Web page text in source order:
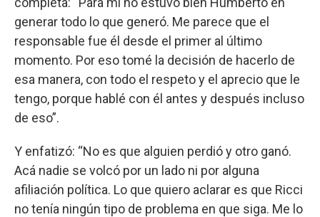
generar todo lo que generó. Me parece que el
responsable fue él desde el primer al último
momento. Por eso tomé la decisión de hacerlo de
esa manera, con todo el respeto y el aprecio que le
tengo, porque hablé con él antes y después incluso
de eso”.
Y enfatizó: “No es que alguien perdió y otro ganó.
Acá nadie se volcó por un lado ni por alguna
afiliación política. Lo que quiero aclarar es que Ricci
no tenía ningún tipo de problema en que siga. Me lo